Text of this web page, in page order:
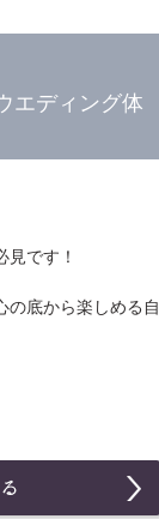
エディング体
です！
の底から楽しめる自